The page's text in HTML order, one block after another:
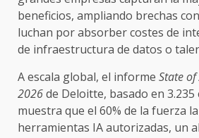
beneficios, ampliando brechas
luchan por absorber costes de
de infraestructura de datos o
A escala global, el informe State
2026de Deloitte, basado en 3.235
muestra que el 60% de la fuerza
herramientas IA autorizadas, un